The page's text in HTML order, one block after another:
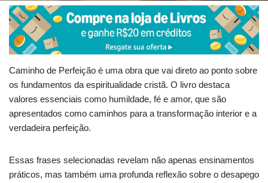
Caminho de Perfeição é uma obra que vai direto ao ponto sobre
os fundamentos da espiritualidade cristã. O livro destaca
valores essenciais como humildade, fé e amor, que são
apresentados como caminhos para a transformação interior e a
verdadeira perfeição.
Essas frases selecionadas revelam não apenas ensinamentos
práticos, mas também uma profunda reflexão sobre o desapego